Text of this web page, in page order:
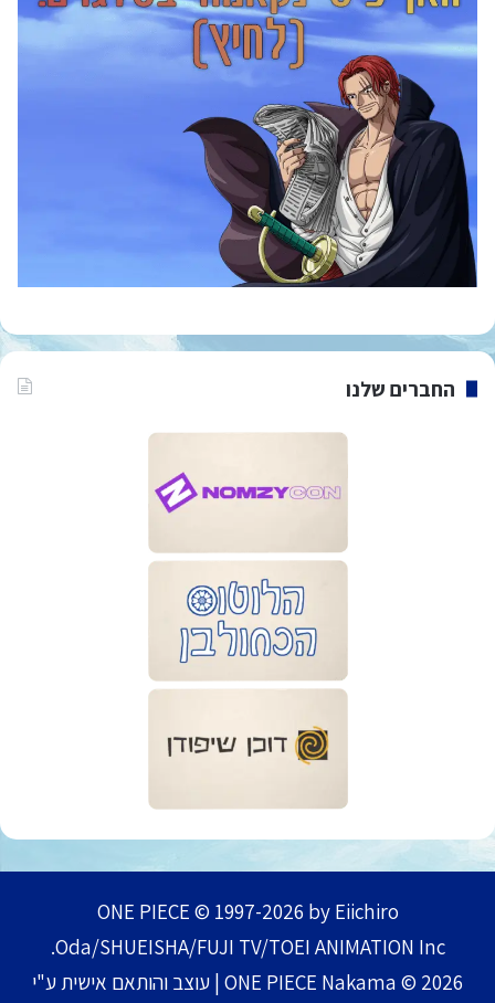
החברים שלנו
ONE PIECE © 1997-2026 by Eiichiro
Oda/SHUEISHA/FUJI TV/TOEI ANIMATION Inc.
ONE PIECE Nakama © 2026 | עוצב והותאם אישית ע"י